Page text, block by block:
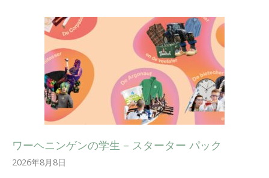
ワーヘニンゲンの学生 – スターター パック
2026年8月8日